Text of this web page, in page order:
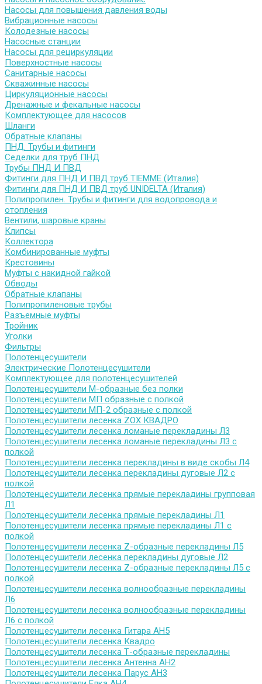
Насосы для повышения давления воды
Вибрационные насосы
Колодезные насосы
Насосные станции
Насосы для рециркуляции
Поверхностные насосы
Санитарные насосы
Скважинные насосы
Циркуляционные насосы
Дренажные и фекальные насосы
Комплектующее для насосов
Шланги
Обратные клапаны
ПНД. Трубы и фитинги
Седелки для труб ПНД
Трубы ПНД И ПВД
Фитинги для ПНД И ПВД труб TIEMME (Италия)
Фитинги для ПНД И ПВД труб UNIDELTA (Италия)
Полипропилен. Трубы и фитинги для водопровода и
отопления
Вентили, шаровые краны
Клипсы
Коллектора
Комбинированные муфты
Крестовины
Муфты с накидной гайкой
Обводы
Обратные клапаны
Полипропиленовые трубы
Разъемные муфты
Тройник
Уголки
Фильтры
Полотенцесушители
Электрические Полотенцесушители
Комплектующее для полотенцесушителей
Полотенцесушители М-образные без полки
Полотенцесушители МП образные с полкой
Полотенцесушители МП-2 образные с полкой
Полотенцесушители лесенка ZOX КВАДРО
Полотенцесушители лесенка ломаные перекладины Л3
Полотенцесушители лесенка ломаные перекладины Л3 с
полкой
Полотенцесушители лесенка перекладины в виде скобы Л4
Полотенцесушители лесенка перекладины дуговые Л2 с
полкой
Полотенцесушители лесенка прямые перекладины групповая
Л1
Полотенцесушители лесенка прямые перекладины Л1
Полотенцесушители лесенка прямые перекладины Л1 с
полкой
Полотенцесушители лесенка Z-образные перекладины Л5
Полотенцесушители лесенка перекладины дуговые Л2
Полотенцесушители лесенка Z-образные перекладины Л5 с
полкой
Полотенцесушители лесенка волнообразные перекладины
Л6
Полотенцесушители лесенка волнообразные перекладины
Л6 с полкой
Полотенцесушители лесенка Гитара АН5
Полотенцесушители лесенка Квадро
Полотенцесушители лесенка Т-образные перекладины
Полотенцесушители лесенка Антенна АН2
Полотенцесушители лесенка Парус АН3